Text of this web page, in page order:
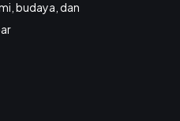
budaya, dan